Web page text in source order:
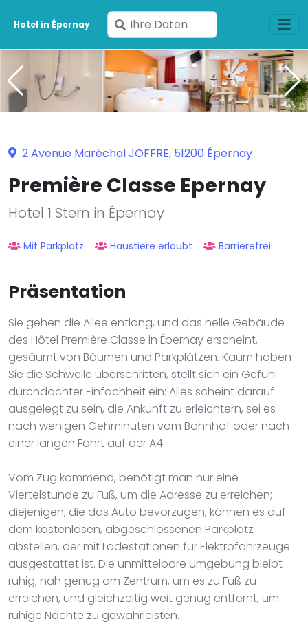
Hotel in Épernay
Geben
Sie
Ihre
Daten
ein
2 Avenue Maréchal JOFFRE, 51200 Épernay
Première Classe Epernay
Hotel 1 Stern in Épernay
Mit Parkplatz Haustiere erlaubt Barrierefrei
Präsentation
Sie gehen die Allee entlang, und das helle Gebäude
des Hôtel Première Classe in Épernay erscheint,
gesäumt von Bäumen und Parkplätzen. Kaum haben
Sie die Schwelle überschritten, stellt sich ein Gefühl
durchdachter Einfachheit ein: Alles scheint darauf
ausgelegt zu sein, die Ankunft zu erleichtern, sei es
nach wenigen Gehminuten vom Bahnhof oder nach
einer langen Fahrt auf der A4.
Vom Zug kommend, benötigt man nur eine
Viertelstunde zu Fuß, um die Adresse zu erreichen;
diejenigen, die das Auto bevorzugen, können es auf
dem kostenlosen, abgeschlossenen Parkplatz
abstellen, der mit Ladestationen für Elektrofahrzeuge
ausgestattet ist. Die unmittelbare Umgebung bleibt
ruhig, nah genug am Zentrum, um es zu Fuß zu
erreichen, und gleichzeitig weit genug entfernt, um
ruhige Nächte zu gewährleisten.